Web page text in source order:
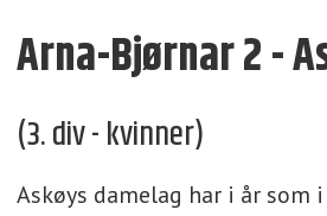
Arna-Bjørnar 2 -
(3. div - kvinner)
Askøys damelag har i år